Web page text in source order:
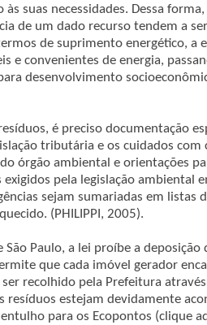
suas necessidades. Dessa
de um dado recurso tendem a
de suprimento energético, a
e convenientes de energia,
desenvolvimento
é preciso documentação
tributária e os cuidados
órgão ambiental e orientações
pela legislação ambiental
sejam sumariadas em listas
(PHILIPPI, 2005).
São Paulo, a lei proíbe a
que cada imóvel gerador
recolhido pela Prefeitura
resíduos estejam devidamente
para os Ecopontos (clique